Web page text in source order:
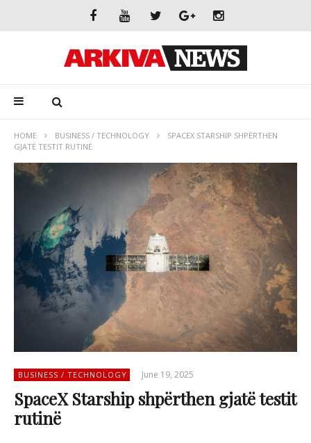
HOME BUSINESS / TECHNOLOGY
SPACEX STARSHIP SHPËRTHEN
GJATË TESTIT RUTINË
BUSINESS / TECHNOLOGY June 19, 2025
SpaceX Starship shpërthen gjatë testit
rutinë